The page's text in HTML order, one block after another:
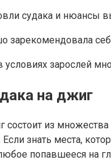
зарекомендовала
условиях зарослей
на джиг
состоит из
знать места,
попавшееся на